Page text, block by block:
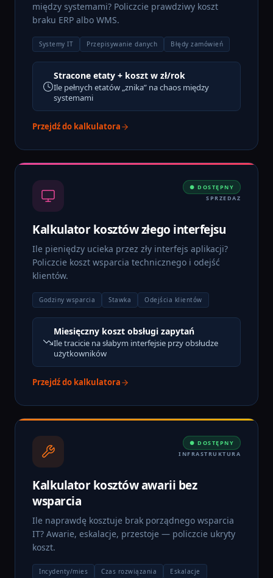
między systemami? Policzcie prawdziwy koszt
braku ERP albo WMS.
Systemy IT Przepisywanie danych Błędy zamówień
Stracone etaty + koszt w zł/rok
Ile pełnych etatów „znika” na chaos między
systemami
Przejdź do kalkulatora
● DOSTĘPNY
SPRZEDAZ
Kalkulator kosztów złego interfejsu
Ile pieniędzy ucieka przez zły interfejs aplikacji?
Policzcie koszt wsparcia technicznego i odejść
klientów.
Godziny wsparcia Stawka Odejścia klientów
Miesięczny koszt obsługi zapytań
Ile tracicie na słabym interfejsie przy obsłudze
użytkowników
Przejdź do kalkulatora
● DOSTĘPNY
INFRASTRUKTURA
Kalkulator kosztów awarii bez
wsparcia
Ile naprawdę kosztuje brak porządnego wsparcia
IT? Awarie, eskalacje, przestoje — policzcie ukryty
koszt.
Incydenty/mies Czas rozwiązania Eskalacje